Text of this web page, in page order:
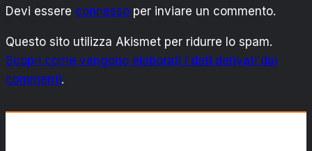
Devi essere connesso per inviare un commento.
Questo sito utilizza Akismet per ridurre lo spam.
Scopri come vengono elaborati i dati derivati dai
commenti.